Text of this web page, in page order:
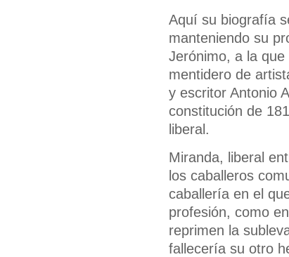
Aquí su biografía
manteniendo su
Jerónimo, a la
mentidero de
y escritor Antonio
constitución de
liberal.
Miranda, liberal
los caballeros
caballería en el
profesión, como
reprimen la
fallecería su otro